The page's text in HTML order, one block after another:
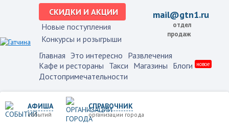
СКИДКИ И АКЦИИ
Новые поступления
Конкурсы и розыгрыши
mail@gtn1.ru
отдел
продаж
Главная Это интересно Развлечения
Кафе и рестораны Такси Магазины Блоги новое
Достопримечательности
АФИША
событий
СПРАВОЧНИК
организации города